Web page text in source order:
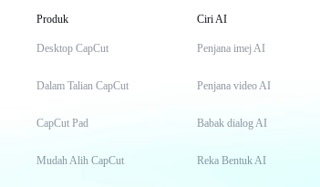
Produk
Desktop CapCut
Dalam Talian CapCut
CapCut Pad
Mudah Alih CapCut
Ciri AI
Penjana imej AI
Penjana video AI
Babak dialog AI
Reka Bentuk AI